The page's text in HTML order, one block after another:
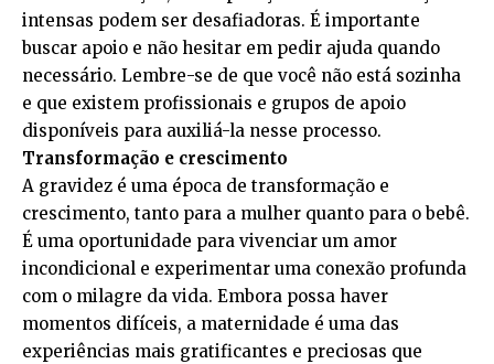
intensas podem ser desafiadoras. É importante
buscar apoio e não hesitar em pedir ajuda quando
necessário. Lembre-se de que você não está sozinha
e que existem profissionais e grupos de apoio
disponíveis para auxiliá-la nesse processo.
Transformação e crescimento
A gravidez é uma época de transformação e
crescimento, tanto para a mulher quanto para o bebê.
É uma oportunidade para vivenciar um amor
incondicional e experimentar uma conexão profunda
com o milagre da vida. Embora possa haver
momentos difíceis, a maternidade é uma das
experiências mais gratificantes e preciosas que